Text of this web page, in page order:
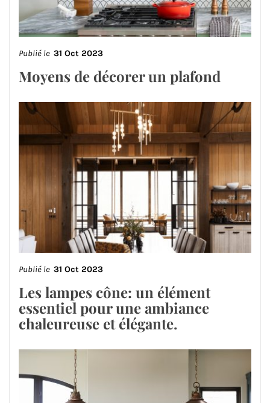
Publié le 31 Oct 2023
Moyens de décorer un plafond
Publié le 31 Oct 2023
Les lampes cône: un élément
essentiel pour une ambiance
chaleureuse et élégante.